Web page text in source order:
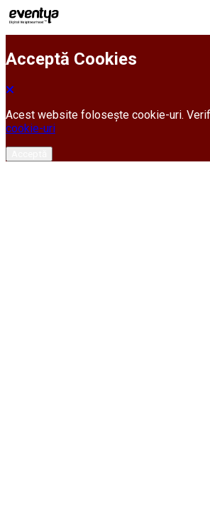
Acceptă Cookies
Acest website folosește cookie-uri.
cookie-uri